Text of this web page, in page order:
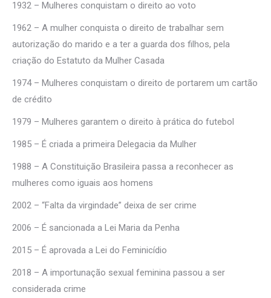
1932 – Mulheres conquistam o direito ao voto
1962 – A mulher conquista o direito de trabalhar sem
autorização do marido e a ter a guarda dos filhos, pela
criação do Estatuto da Mulher Casada
1974 – Mulheres conquistam o direito de portarem um cartão
de crédito
1979 – Mulheres garantem o direito à prática do futebol
1985 – É criada a primeira Delegacia da Mulher
1988 – A Constituição Brasileira passa a reconhecer as
mulheres como iguais aos homens
2002 – “Falta da virgindade” deixa de ser crime
2006 – É sancionada a Lei Maria da Penha
2015 – É aprovada a Lei do Feminicídio
2018 – A importunação sexual feminina passou a ser
considerada crime